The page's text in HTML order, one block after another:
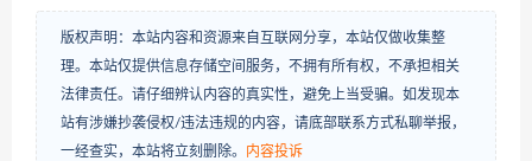
版权声明：本站内容和资源来自互联网分享，本站仅做收集整
理。本站仅提供信息存储空间服务，不拥有所有权，不承担相关
法律责任。请仔细辨认内容的真实性，避免上当受骗。如发现本
站有涉嫌抄袭侵权/违法违规的内容，请底部联系方式私聊举报，
一经查实，本站将立刻删除。 内容投诉